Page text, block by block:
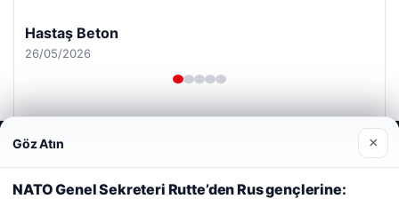
Hastaş Beton
26/05/2026
© 2026 Haberlerimiz – Güncel Haberler
Web sitemizi nasıl kullandığınızı daha iyi anlayabilmek,
deneyiminizi kişiselleştirmek ve geliştirmek amacıyla çerezler
kullanıyoruz.
Çerez Politikamız
Göz Atın ×
NATO Genel Sekreteri Rutte’den Rus gençlerine: